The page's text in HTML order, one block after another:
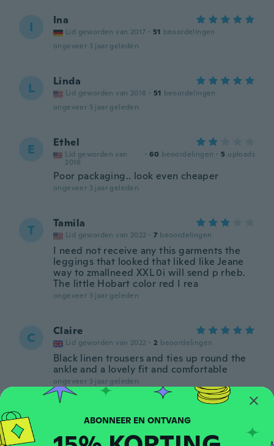
I Ina
Lid geworden van 2017 · 51 beoordelingen
ongeveer 3 jaar geleden
L Linda
Lid geworden van 2018 · 51 beoordelingen
ongeveer 3 jaar geleden
E Ethel
Lid geworden van
2016
· 60 beoordelingen · 5 uploads
Poor packaging.. look even cheaper
ongeveer 3 jaar geleden
T Tamila
Lid geworden van 2022 · 7 beoordelingen
I need not receive any this garments the
leggings that looked that liked like Jeane
way to zmallneed XXL 0i will send p rheb.
The little Hobart color red I rea
ongeveer 3 jaar geleden
C Claire
Lid geworden van 2022 · 2 beoordelingen
Black linen trousers and ties up round the
ankle and a lovely fit and comfortable
ongeveer 3 jaar geleden
D
ongeveer 3 jaar geleden
ABONNEER EN ONTVANG